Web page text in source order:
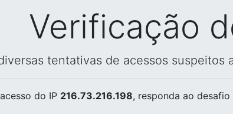
Verificação
tentativas de acessos suspeitos
do IP 216.73.216.198, responda ao desafio